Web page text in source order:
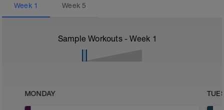
Week 1 Week5
Sample Workouts - Week 1
MONDAY